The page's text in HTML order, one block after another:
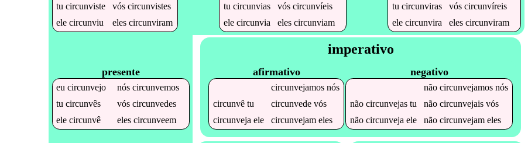
tucircunviste vóscircunvistes
elecircunviu elescircunviram
tu circunvias vós circunvíeis
ele circunvia eles circunviam
tucircunviras vóscircunvíreis
elecircunvira elescircunviram
presente
eucircunvejo nóscircunvemos
tucircunvês vóscircunvedes
elecircunvê elescircunveem
imperativo
afirmativo
circunvejamosnós
circunvêtu circunvedevós
circunveja ele circunvejameles
negativo
não circunvejamosnós
não circunvejastu não circunvejaisvós
não circunveja ele não circunvejameles